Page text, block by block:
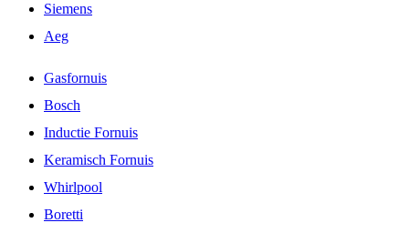
Siemens
Aeg
Gasfornuis
Bosch
Inductie Fornuis
Keramisch Fornuis
Whirlpool
Boretti